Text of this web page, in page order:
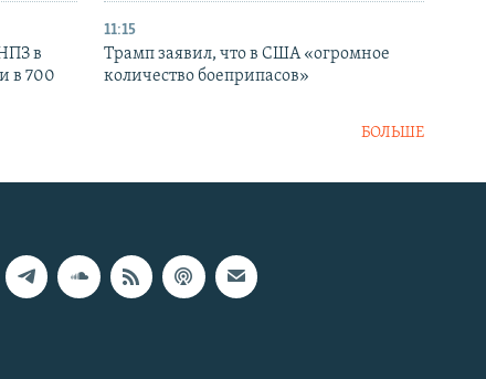
в
в 700
11:15
Трамп заявил, что в США «огромное
количество боеприпасов»
БОЛЬШЕ